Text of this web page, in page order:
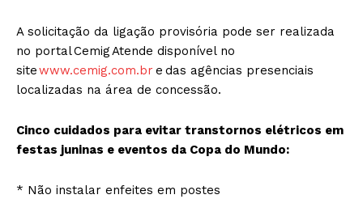
A solicitação da ligação provisória pode ser realizada
no portal Cemig Atende disponível no
sitewww.cemig.com.br e das agências presenciais
localizadas na área de concessão.
Cinco cuidados para evitar transtornos elétricos em
festas juninas e eventos da Copa do Mundo:
* Não instalar enfeites em postes